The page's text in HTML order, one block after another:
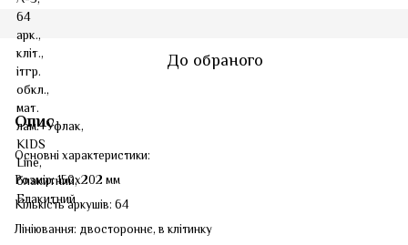
До обраного
Опис
Основні характеристики:
Розмір: 150x202 мм
Кількість аркушів: 64
Лініювання: двостороннє, в клітинку